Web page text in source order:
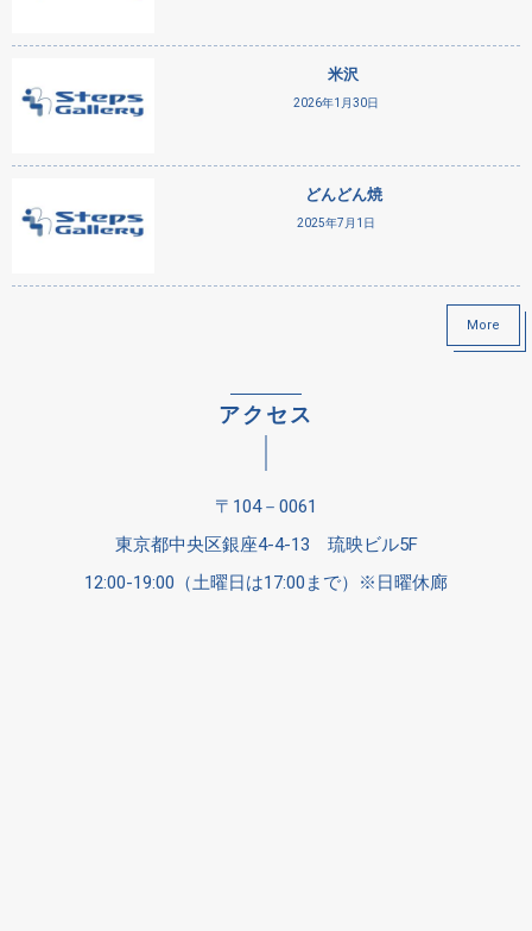
米沢
2026年1月30日
どんどん焼
2025年7月1日
More
アクセス
〒104－0061
東京都中央区銀座4-4-13 琉映ビル5F
12:00-19:00（土曜日は17:00まで）※日曜休廊